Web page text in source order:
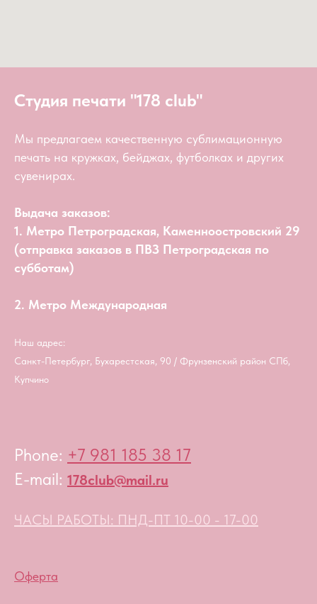
Студия печати "178 club"
Мы предлагаем качественную сублимационную
печать на кружках, бейджах, футболках и других
сувенирах.
Выдача заказов:
1. Метро Петроградская, Каменноостровский 29
(отправка заказов в ПВЗ Петроградская по
субботам)
2. Метро Международная
Наш адрес:
Санкт-Петербург, Бухарестская, 90 / Фрунзенский район СПб,
Купчино
Phone: +7 981 185 38 17
E-mail: 178club@mail.ru
ЧАСЫ РАБОТЫ: ПНД-ПТ 10-00 - 17-00
Оферта